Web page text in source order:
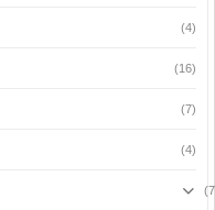
(4)
(16)
(7)
(4)